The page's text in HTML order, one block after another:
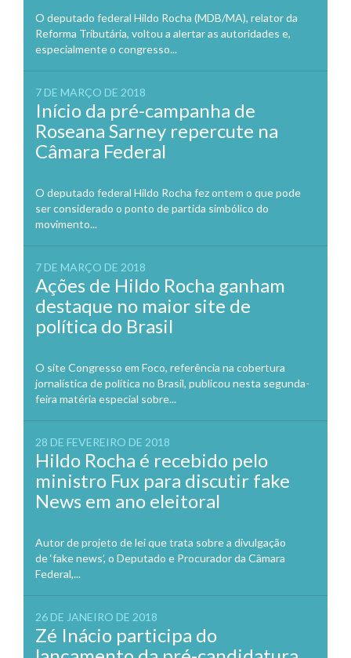
O deputado federal Hildo Rocha (MDB/MA), relator da
Reforma Tributária, voltou a alertar as autoridades e,
especialmente o congresso...
7 DE MARÇO DE 2018
Início da pré-campanha de
Roseana Sarney repercute na
Câmara Federal
O deputado federal Hildo Rocha fez ontem o que pode
ser considerado o ponto de partida simbólico do
movimento...
7 DE MARÇO DE 2018
Ações de Hildo Rocha ganham
destaque no maior site de
política do Brasil
O site Congresso em Foco, referência na cobertura
jornalística de política no Brasil, publicou nesta segunda-
feira matéria especial sobre...
28 DE FEVEREIRO DE 2018
Hildo Rocha é recebido pelo
ministro Fux para discutir fake
News em ano eleitoral
Autor de projeto de lei que trata sobre a divulgação
de ‘fake news’, o Deputado e Procurador da Câmara
Federal,...
26 DE JANEIRO DE 2018
Zé Inácio participa do